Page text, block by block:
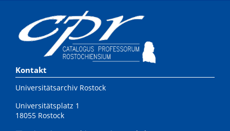
Kontakt
Universitätsarchiv Rostock
Universitätsplatz 1
18055 Rostock